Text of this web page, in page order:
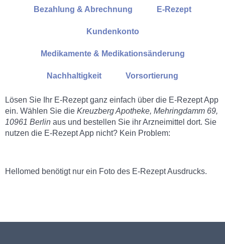
Bezahlung & Abrechnung E-Rezept
Kundenkonto
Medikamente & Medikationsänderung
Nachhaltigkeit Vorsortierung
Lösen Sie Ihr E-Rezept ganz einfach über die E-Rezept App
ein. Wählen Sie die Kreuzberg Apotheke, Mehringdamm 69,
10961 Berlin aus und bestellen Sie ihr Arzneimittel dort. Sie
nutzen die E-Rezept App nicht? Kein Problem:
Hellomed benötigt nur ein Foto des E-Rezept Ausdrucks.